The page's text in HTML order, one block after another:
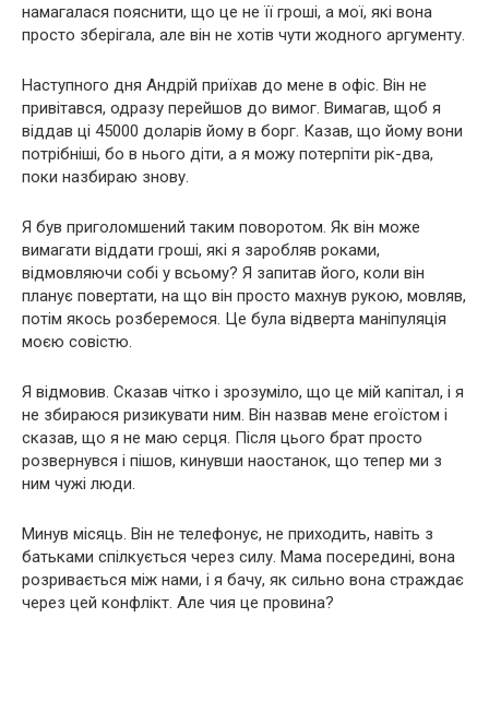
намагалася пояснити, що це не її гроші, а мої, які вона
просто зберігала, але він не хотів чути жодного аргументу.
Наступного дня Андрій приїхав до мене в офіс. Він не
привітався, одразу перейшов до вимог. Вимагав, щоб я
віддав ці 45000 доларів йому в борг. Казав, що йому вони
потрібніші, бо в нього діти, а я можу потерпіти рік-два,
поки назбираю знову.
Я був приголомшений таким поворотом. Як він може
вимагати віддати гроші, які я заробляв роками,
відмовляючи собі у всьому? Я запитав його, коли він
планує повертати, на що він просто махнув рукою, мовляв,
потім якось розберемося. Це була відверта маніпуляція
моєю совістю.
Я відмовив. Сказав чітко і зрозуміло, що це мій капітал, і я
не збираюся ризикувати ним. Він назвав мене егоїстом і
сказав, що я не маю серця. Після цього брат просто
розвернувся і пішов, кинувши наостанок, що тепер ми з
ним чужі люди.
Минув місяць. Він не телефонує, не приходить, навіть з
батьками спілкується через силу. Мама посередині, вона
розривається між нами, і я бачу, як сильно вона страждає
через цей конфлікт. Але чия це провина?